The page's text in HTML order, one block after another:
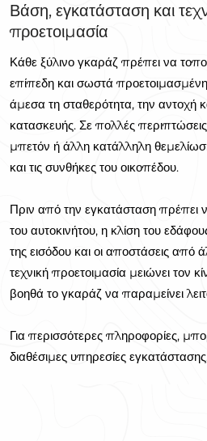
Βάση, εγκατάσταση και
προετοιμασία
Κάθε ξύλινο γκαράζ πρέπει να
επίπεδη και σωστά
άμεσα τη σταθερότητα, την αντοχή
κατασκευής. Σε πολλές
μπετόν ή άλλη κατάλληλη
και τις συνθήκες του οικοπέδου.
Πριν από την εγκατάσταση πρέπει
του αυτοκινήτου, η κλίση του
της εισόδου και οι αποστάσεις
τεχνική προετοιμασία μειώνει τον
βοηθά το γκαράζ να παραμείνει
Για περισσότερες πληροφορίες,
διαθέσιμες υπηρεσίες